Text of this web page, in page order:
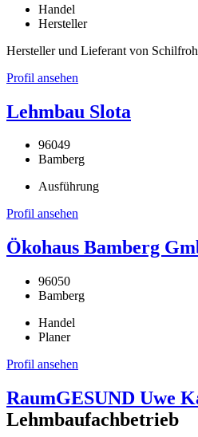
Handel
Hersteller
Hersteller und Lieferant von
Profil ansehen
Lehmbau Slota
96049
Bamberg
Ausführung
Profil ansehen
Ökohaus Bamberg
96050
Bamberg
Handel
Planer
Profil ansehen
RaumGESUND Uwe
Lehmbaufachbetrieb